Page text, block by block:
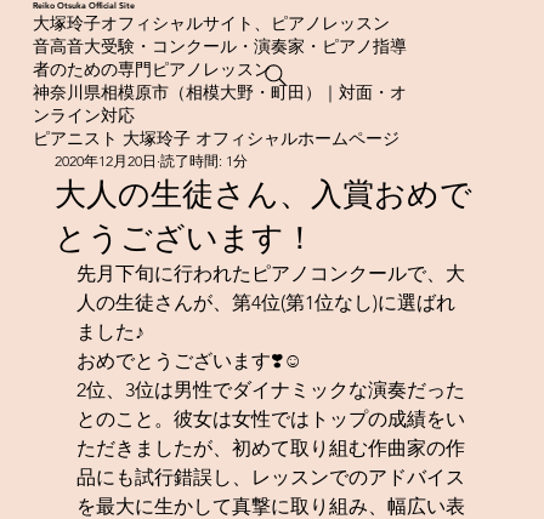
​Reiko Otsuka Official Site
大塚玲子オフィシャルサイト、ピアノレッスン
音高音大受験・コンクール・演奏家・ピアノ指導
者のための専門ピアノレッスン
神奈川県相模原市（相模大野・町田）｜対面・オ
ンライン対応
ピアニスト 大塚玲子 オフィシャルホームページ
大人の生徒さん、入賞おめで
とうございます！
2020年12月20日 読了時間: 1分
先月下旬に行われたピアノコンクールで、大
人の生徒さんが、第4位(第1位なし)に選ばれ
ました♪
おめでとうございます❣️☺️
2位、3位は男性でダイナミックな演奏だった
とのこと。彼女は女性ではトップの成績をい
ただきましたが、初めて取り組む作曲家の作
品にも試行錯誤し、レッスンでのアドバイス
を最大に生かして真撃に取り組み、幅広い表